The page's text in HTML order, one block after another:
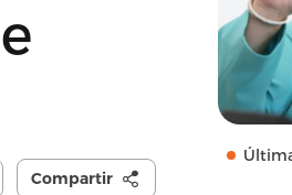
Compartir